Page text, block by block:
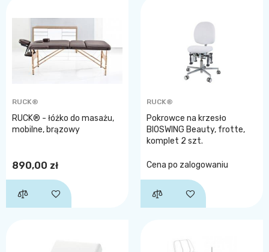
RUCK®
RUCK® - łóżko do masażu,
mobilne, brązowy
890,00 zł
RUCK®
Pokrowce na krzesło
BIOSWING Beauty, frotte,
komplet 2 szt.
Cena po zalogowaniu